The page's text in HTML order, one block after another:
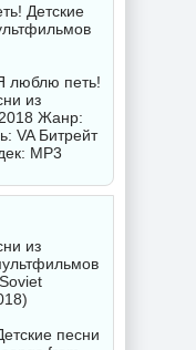
Детские
люблю петь!
из
Жанр:
VAБитрейт
MP3
из
песни